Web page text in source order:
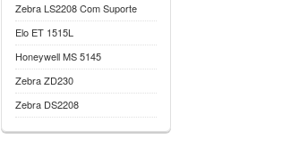
Zebra LS2208 Com Suporte
Elo ET 1515L
Honeywell MS 5145
Zebra ZD230
Zebra DS2208